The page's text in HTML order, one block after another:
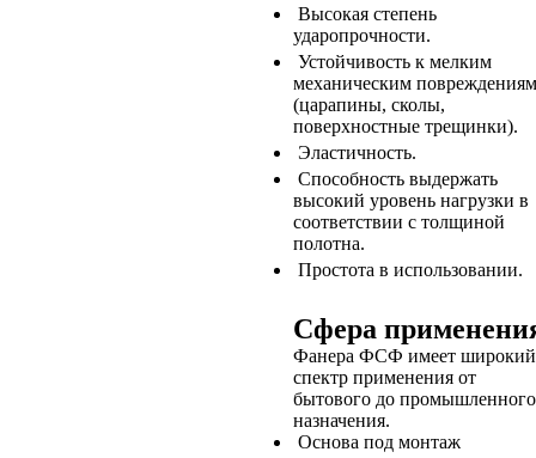
Высокая степень
ударопрочности.
Устойчивость к мелким
механическим повреждениям
(царапины, сколы,
поверхностные трещинки).
Эластичность.
Способность выдержать
высокий уровень нагрузки в
соответствии с толщиной
полотна.
Простота в использовании.
Сфера
Фанера ФСФ имеет широкий
спектр применения от
бытового до промышленного
назначения.
Основа под монтаж